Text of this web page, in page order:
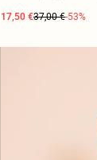
17,50 €37,00 €-53%